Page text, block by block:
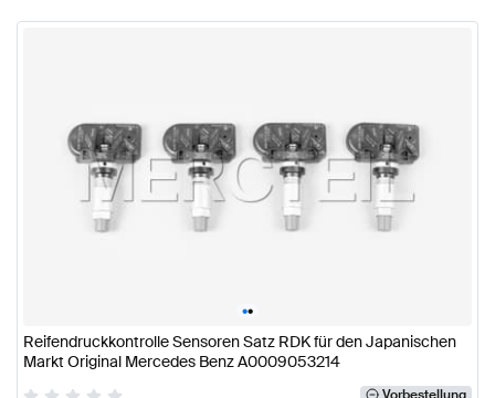
••
Reifendruckkontrolle Sensoren Satz RDK für den Japanischen
Markt Original Mercedes Benz A0009053214